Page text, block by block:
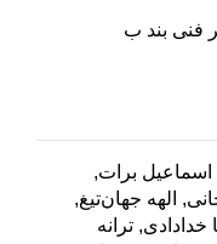
فنی بند ب
اسماعیل برات,
الهه جهان‌تیغ,
ترانه